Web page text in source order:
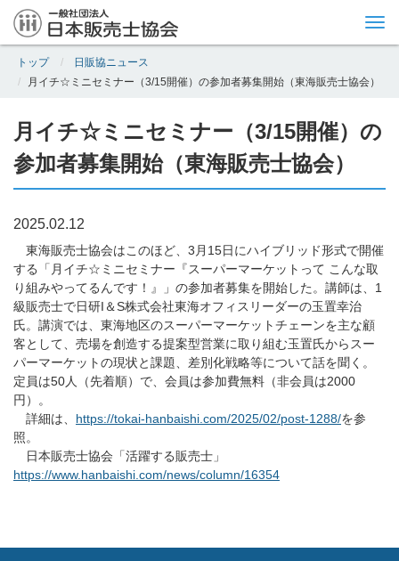
トップ
日販協ニュース
月イチ☆ミニセミナー（3/15開催）の参加者募集開始（東海販売士協会）
月イチ☆ミニセミナー（3/15開催）の
参加者募集開始（東海販売士協会）
2025.02.12
東海販売士協会はこのほど、3月15日にハイブリッド形式で開催
する「月イチ☆ミニセミナー『スーパーマーケットって こんな取
り組みやってるんです！』」の参加者募集を開始した。講師は、1
級販売士で日研I＆S株式会社東海オフィスリーダーの玉置幸治
氏。講演では、東海地区のスーパーマーケットチェーンを主な顧
客として、売場を創造する提案型営業に取り組む玉置氏からスー
パーマーケットの現状と課題、差別化戦略等について話を聞く。
定員は50人（先着順）で、会員は参加費無料（非会員は2000
円）。
詳細は、 https://tokai-hanbaishi.com/2025/02/post-1288/を参
照。
日本販売士協会「活躍する販売士」
https://www.hanbaishi.com/news/column/16354